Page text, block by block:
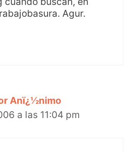
Agur.
Anï¿½nimo
a las 11:04 pm